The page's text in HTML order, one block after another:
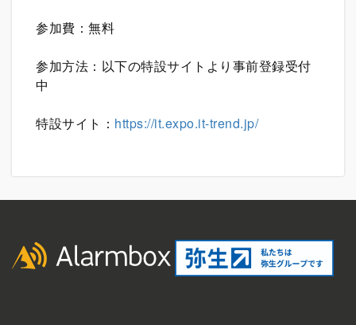
参加費：無料
参加方法：以下の特設サイトより事前登録受付
中
特設サイト： https://it.expo.it-trend.jp/